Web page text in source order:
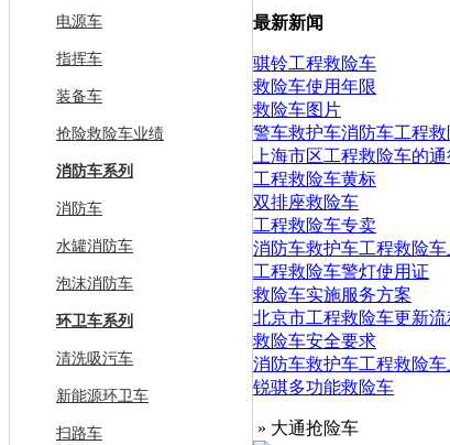
电源车
指挥车
装备车
抢险救险车业绩
消防车系列
消防车
水罐消防车
泡沫消防车
环卫车系列
清洗吸污车
新能源环卫车
扫路车
最新新闻
骐铃工程救险车
救险车使用年限
救险车图片
警车救护车消防车工程
上海市区工程救险车的
工程救险车黄标
双排座救险车
工程救险车专卖
消防车救护车工程救险车
工程救险车警灯使用证
救险车实施服务方案
北京市工程救险车更新流
救险车安全要求
消防车救护车工程救险车
锐骐多功能救险车
» 大通抢险车